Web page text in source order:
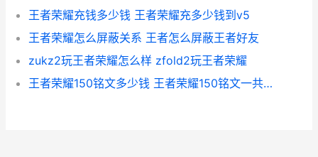
王者荣耀充钱多少钱 王者荣耀充多少钱到ⅴ5
王者荣耀怎么屏蔽关系 王者怎么屏蔽王者好友
zukz2玩王者荣耀怎么样 zfold2玩王者荣耀
王者荣耀150铭文多少钱 王者荣耀150铭文一共多少套